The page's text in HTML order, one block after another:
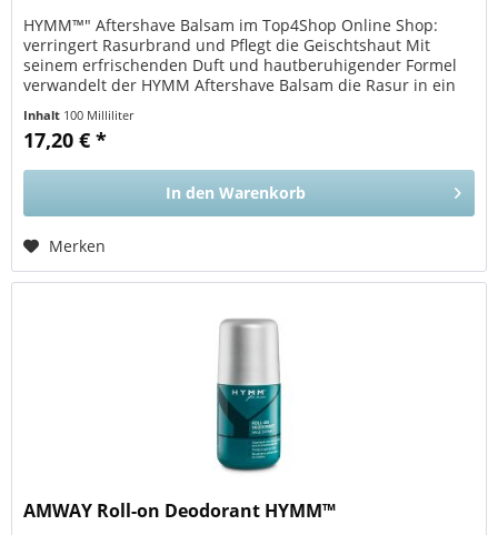
HYMM™" Aftershave Balsam im Top4Shop Online Shop:
verringert Rasurbrand und Pflegt die Geischtshaut Mit
seinem erfrischenden Duft und hautberuhigender Formel
verwandelt der HYMM Aftershave Balsam die Rasur in ein
Inhalt 100 Milliliter
17,20 € *
In den Warenkorb
Merken
AMWAY Roll-on Deodorant HYMM™